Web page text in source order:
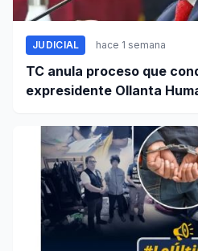
JUDICIAL hace 1 semana
TC anula proceso que
expresidente Ollanta